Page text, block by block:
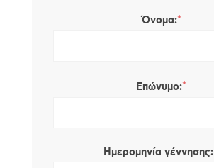
Όνομα:*
Επώνυμο:*
Ημερομηνία γέννησης: